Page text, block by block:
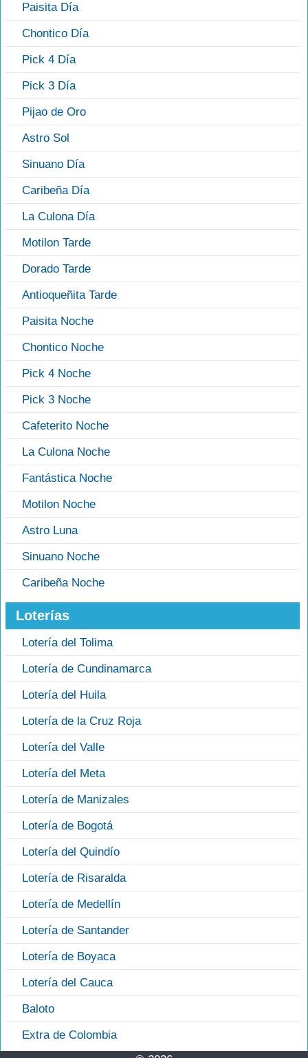
Paisita Día
Chontico Día
Pick 4 Día
Pick 3 Día
Pijao de Oro
Astro Sol
Sinuano Día
Caribeña Día
La Culona Día
Motilon Tarde
Dorado Tarde
Antioqueñita Tarde
Paisita Noche
Chontico Noche
Pick 4 Noche
Pick 3 Noche
Cafeterito Noche
La Culona Noche
Fantástica Noche
Motilon Noche
Astro Luna
Sinuano Noche
Caribeña Noche
Loterías
Lotería del Tolima
Lotería de Cundinamarca
Lotería del Huila
Lotería de la Cruz Roja
Lotería del Valle
Lotería del Meta
Lotería de Manizales
Lotería de Bogotá
Lotería del Quindío
Lotería de Risaralda
Lotería de Medellín
Lotería de Santander
Lotería de Boyaca
Lotería del Cauca
Baloto
Extra de Colombia